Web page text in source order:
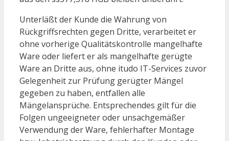
Unterläßt der Kunde die Wahrung von
Rückgriffsrechten gegen Dritte, verarbeitet er
ohne vorherige Qualitätskontrolle mangelhafte
Ware oder liefert er als mangelhafte gerügte
Ware an Dritte aus, ohne itudo IT-Services zuvor
Gelegenheit zur Prüfung gerügter Mängel
gegeben zu haben, entfallen alle
Mängelansprüche. Entsprechendes gilt für die
Folgen ungeeigneter oder unsachgemäßer
Verwendung der Ware, fehlerhafter Montage